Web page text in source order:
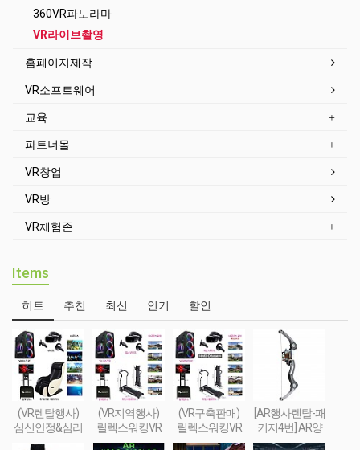
360VR파노라마
VR라이브촬영
홈페이지제작
VR소프트웨어
교육
파트너몰
VR창업
VR방
VR체험존
Items
히트 추천 최신 인기 할인
(VR렌탈행사)
심신안정&심리
치료&휴식 VR
(VR지역행사)
릴렉스워킹VR
세트-Relax Walki
(VR구축판매)
릴렉스워킹VR
세트-Relax Walki
[AR행사렌탈-패
키지4번] AR양
궁게임 또는 슈